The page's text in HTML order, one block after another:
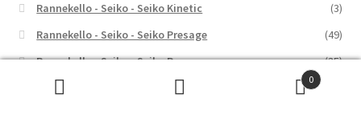
Rannekello - Seiko - Seiko Kinetic
(3)
Rannekello - Seiko - Seiko Presage
(49)
Rannekello - Seiko - Seiko Prospex
(35)
0